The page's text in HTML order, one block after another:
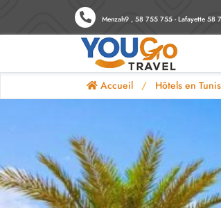
Menzah9 , 58 755 755 - Lafayette
Accueil Hôtels en